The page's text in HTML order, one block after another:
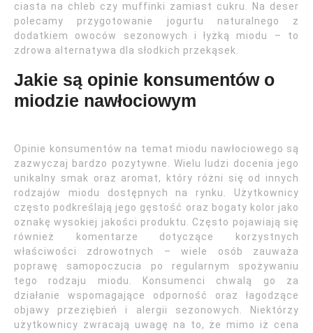
ciasta na chleb czy muffinki zamiast cukru. Na deser
polecamy przygotowanie jogurtu naturalnego z
dodatkiem owoców sezonowych i łyżką miodu – to
zdrowa alternatywa dla słodkich przekąsek.
Jakie są opinie konsumentów o
miodzie nawłociowym
Opinie konsumentów na temat miodu nawłociowego są
zazwyczaj bardzo pozytywne. Wielu ludzi docenia jego
unikalny smak oraz aromat, który różni się od innych
rodzajów miodu dostępnych na rynku. Użytkownicy
często podkreślają jego gęstość oraz bogaty kolor jako
oznakę wysokiej jakości produktu. Często pojawiają się
również komentarze dotyczące korzystnych
właściwości zdrowotnych – wiele osób zauważa
poprawę samopoczucia po regularnym spożywaniu
tego rodzaju miodu. Konsumenci chwalą go za
działanie wspomagające odporność oraz łagodzące
objawy przeziębień i alergii sezonowych. Niektórzy
użytkownicy zwracają uwagę na to, że mimo iż cena